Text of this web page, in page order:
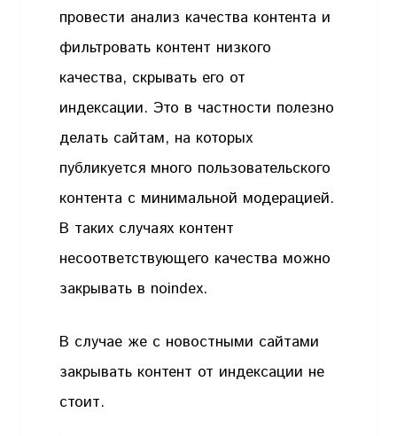
провести анализ качества контента и
фильтровать контент низкого
качества, скрывать его от
индексации. Это в частности полезно
делать сайтам, на которых
публикуется много пользовательского
контента с минимальной модерацией.
В таких случаях контент
несоответствующего качества можно
закрывать в noindex.
В случае же с новостными сайтами
закрывать контент от индексации не
стоит.